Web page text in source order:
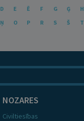
D E Ē F G Ģ H
Ņ O P R S Š T
NOZARES
Civiltiesības